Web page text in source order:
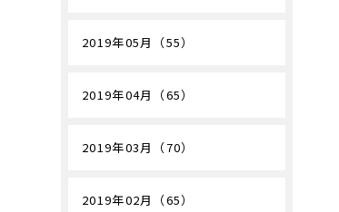
2019年05月（55）
2019年04月（65）
2019年03月（70）
2019年02月（65）